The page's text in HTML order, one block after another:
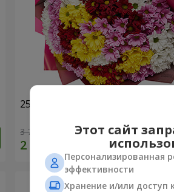
25 разноцветных хризантем!
3 749 грн
Этот сайт
Персонализированная
эффективности
Хранение и/или